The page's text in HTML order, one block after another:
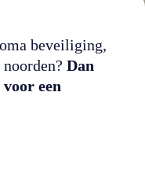
beveiliging,
Dan
een